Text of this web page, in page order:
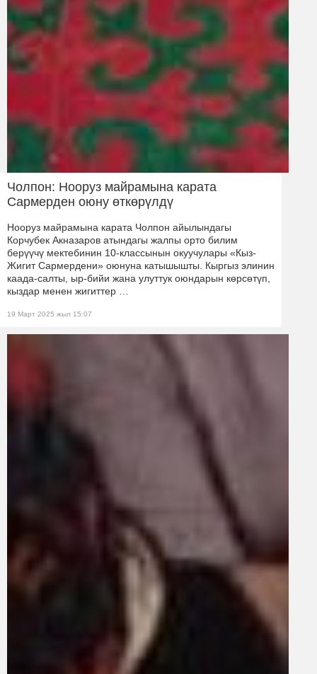
Чолпон: Нооруз майрамына карата
Сармерден оюну өткөрүлдү
Нооруз майрамына карата Чолпон айылындагы
Корчубек Акназаров атындагы жалпы орто билим
берүүчү мектебинин 10-классынын окуучулары «Кыз-
Жигит Сармердени» оюнуна катышышты. Кыргыз элинин
каада-салты, ыр-бийи жана улуттук оюндарын көрсөтүп,
кыздар менен жигиттер …
19 Март 2025 жыл 15:07